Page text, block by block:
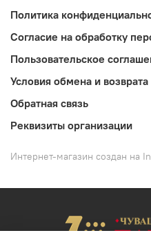
Политика
Согласие на обработку
Пользовательское
Условия обмена и возврата
Обратная связь
Реквизиты организации
Интернет-магазин создан на